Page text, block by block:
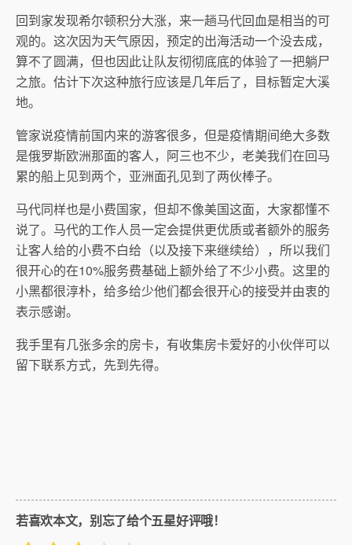
回到家发现希尔顿积分大涨，来一趟马代回血是相当的可
观的。这次因为天气原因，预定的出海活动一个没去成，
算不了圆满，但也因此让队友彻彻底底的体验了一把躺尸
之旅。估计下次这种旅行应该是几年后了，目标暂定大溪
地。
管家说疫情前国内来的游客很多，但是疫情期间绝大多数
是俄罗斯欧洲那面的客人，阿三也不少，老美我们在回马
累的船上见到两个，亚洲面孔见到了两伙棒子。
马代同样也是小费国家，但却不像美国这面，大家都懂不
说了。马代的工作人员一定会提供更优质或者额外的服务
让客人给的小费不白给（以及接下来继续给），所以我们
很开心的在10%服务费基础上额外给了不少小费。这里的
小黑都很淳朴，给多给少他们都会很开心的接受并由衷的
表示感谢。
我手里有几张多余的房卡，有收集房卡爱好的小伙伴可以
留下联系方式，先到先得。
若喜欢本文，别忘了给个五星好评哦！